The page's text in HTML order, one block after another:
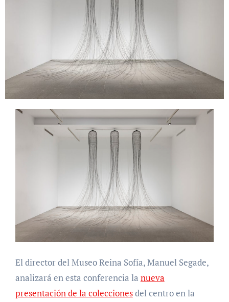
El director del Museo Reina Sofía, Manuel Segade,
analizará en esta conferencia la nueva
presentación de la coleccionesdel centro en la